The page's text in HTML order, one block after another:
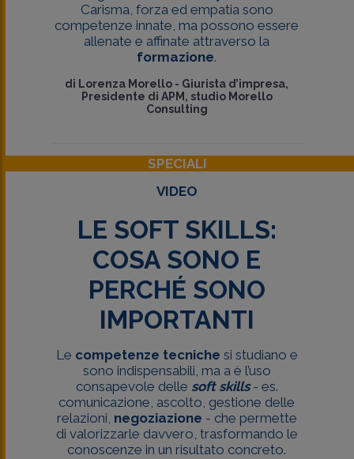
Carisma, forza ed empatia sono
competenze innate, ma possono essere
allenate e affinate attraverso la
formazione.
di Lorenza Morello - Giurista d’impresa,
Presidente di APM, studio Morello
Consulting
SPECIALI
VIDEO
LE SOFT SKILLS:
COSA SONO E
PERCHÉ SONO
IMPORTANTI
Le competenze tecniche si studiano e
sono indispensabili, ma a è l’uso
consapevole delle soft skills- es.
comunicazione, ascolto, gestione delle
relazioni, negoziazione - che permette
di valorizzarle davvero, trasformando le
conoscenze in un risultato concreto.